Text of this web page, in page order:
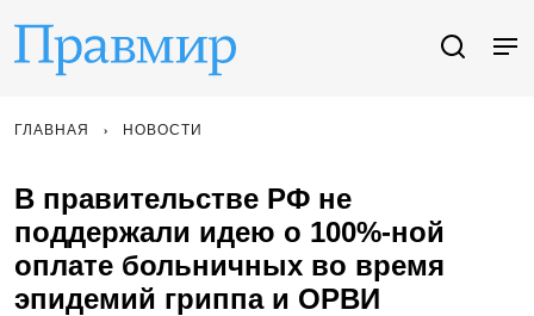
ГЛАВНАЯ НОВОСТИ
В правительстве РФ не
поддержали идею о 100%-ной
оплате больничных во время
эпидемий гриппа и ОРВИ